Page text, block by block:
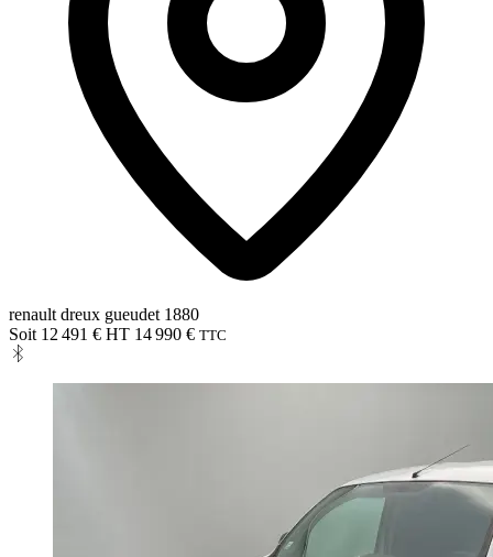
renault dreux gueudet 1880
Soit 12 491 € HT 14 990 € TTC